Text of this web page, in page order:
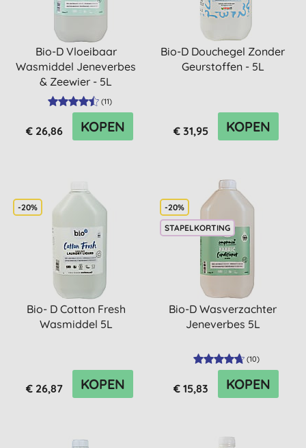
Bio-D Vloeibaar
Wasmiddel Jeneverbes
& Zeewier - 5L
(11)
€ 26,86 KOPEN
Bio-D Douchegel Zonder
Geurstoffen - 5L
€ 31,95 KOPEN
-20%
Bio- D Cotton Fresh
Wasmiddel 5L
€ 26,87 KOPEN
-20%
STAPELKORTING
Bio-D Wasverzachter
Jeneverbes 5L
(10)
€ 15,83 KOPEN